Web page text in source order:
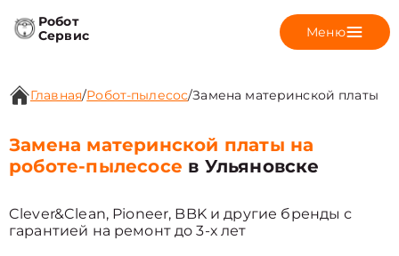
Робот
Сервис
Меню
Главная/Робот-пылесос/Замена материнской платы
Замена материнской платы на
роботе-пылесосе в Ульяновске
Clever&Clean, Pioneer, BBK и другие бренды с
гарантией на ремонт до 3-х лет